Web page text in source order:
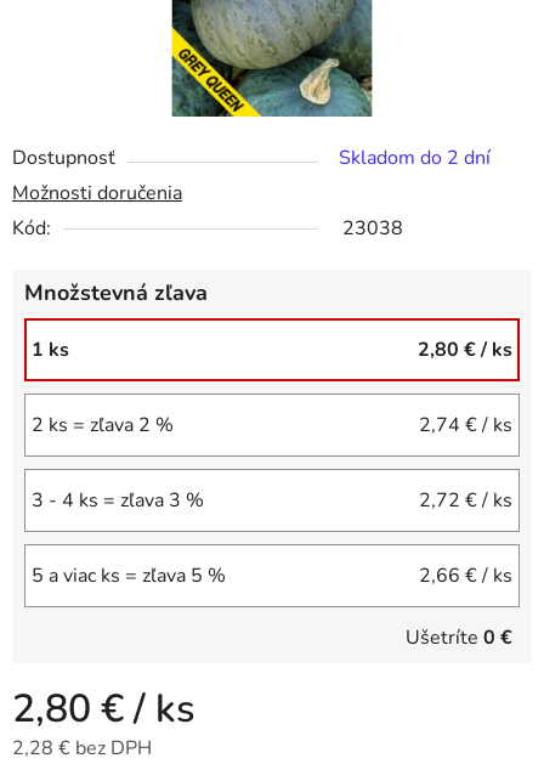
Dostupnosť
Skladom do 2 dní
Možnosti doručenia
Kód:
23038
Množstevná zľava
1 ks 2,80 €/ ks
2 ks = zľava 2 % 2,74 €/ ks
3 - 4 ks = zľava 3 % 2,72 €/ ks
5 a viac ks = zľava 5 % 2,66 €/ ks
Ušetríte 0 €
2,80 €/ ks
2,28 € bez DPH